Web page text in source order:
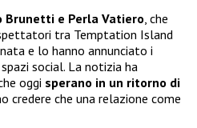
Brunetti e Perla Vatiero, che
tra Temptation Island
e lo hanno annunciato i
social. La notizia ha
oggi sperano in un ritorno di
credere che una relazione come